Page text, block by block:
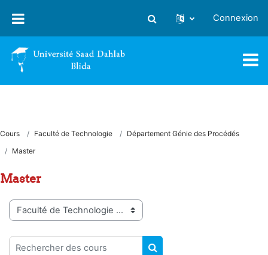
Activer/désactiver la saisie
Connexion
Cours Faculté de Technologie
Département Génie des Procédés
Master
Master
Catégories de cours
Rechercher des cours